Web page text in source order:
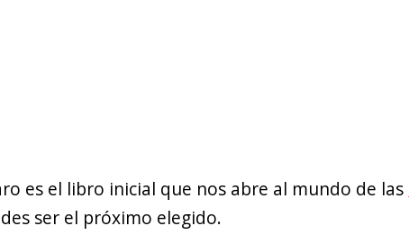
es el libro inicial que nos abre al mundo de las
ser el próximo elegido.